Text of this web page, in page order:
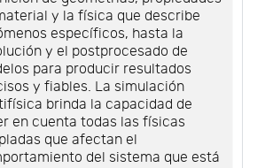
y la física que describe
específicos, hasta la
y el postprocesado de
para producir resultados
y fiables. La simulación
brinda la capacidad de
en cuenta todas las físicas
que afectan el
del sistema que está